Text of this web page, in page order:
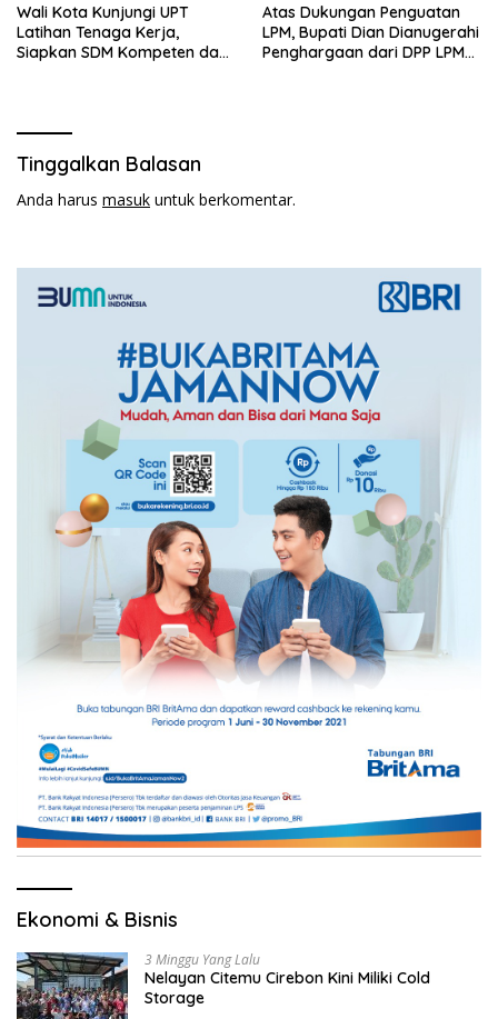
Wali Kota Kunjungi UPT
Latihan Tenaga Kerja,
Siapkan SDM Kompeten dan
Atas Dukungan Penguatan
LPM, Bupati Dian Dianugerahi
Penghargaan dari DPP LPM
Tinggalkan Balasan
Anda harus masuk untuk berkomentar.
Ekonomi & Bisnis
3 Minggu Yang Lalu
Nelayan Citemu Cirebon Kini Miliki Cold
Storage